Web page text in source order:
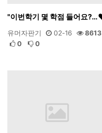
"이번학기 몇 학점 들어요?…
유머자판기 02-16
8613
0
0